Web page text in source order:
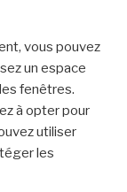
vous pouvez
un espace
fenêtres.
à opter pour
utiliser
les